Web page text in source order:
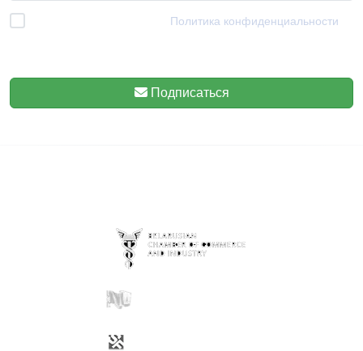
Политика конфиденциальности
Подписаться